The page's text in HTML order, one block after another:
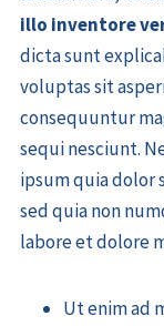
illo inventore
dicta sunt
voluptas sit
consequuntur
sequi nesciunt.
ipsum quia dolor
sed quia non
labore et dolore
Ut enim ad